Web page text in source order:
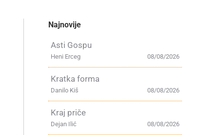
Najnovije
Asti Gospu
08/08/2026
Heni Erceg
Kratka forma
08/08/2026
Danilo Kiš
Kraj priče
08/08/2026
Dejan Ilić